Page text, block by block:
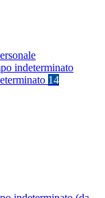
indeterminato
14